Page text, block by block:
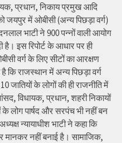
प्रधान, निकाय प्रमुख आदि
में ओबीसी (अन्य पिछड़ा वर्ग)
भाटी ने 900 पन्नों वाली आयोग
है। इस रिपोर्ट के आधार पर ही
वर्ग के लिए सीटों का आरक्षण
है कि राजस्थान में अन्य पिछड़ा वर्ग
जातियों के लोगों की ही राजनीति में
विधायक, प्रधान, शहरी निकायों
लोग पार्षद और सरपंच भी नहीं बन
न्यायाधीश भाटी ने कहा कि
मानकर नहीं बनाई है। सामाजिक,